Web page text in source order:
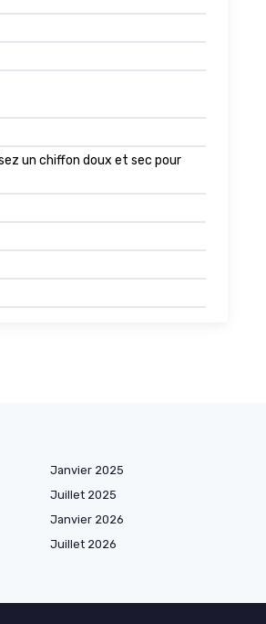
un chiffon doux et sec pour
Janvier 2025
Juillet 2025
Janvier 2026
Juillet 2026